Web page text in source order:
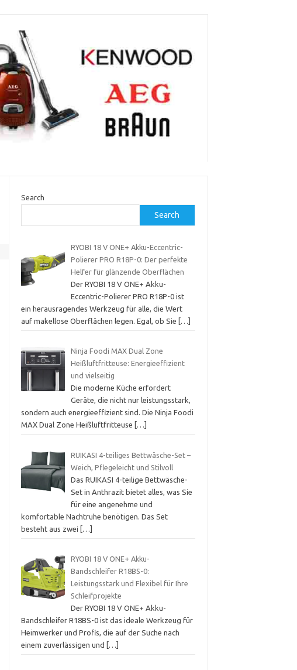
Search
Search
RYOBI 18 V ONE+ Akku-Eccentric-
Polierer PRO R18P-0: Der perfekte
Helfer für glänzende Oberflächen
Der RYOBI 18 V ONE+ Akku-
Eccentric-Polierer PRO R18P-0 ist
ein herausragendes Werkzeug für alle, die Wert
auf makellose Oberflächen legen. Egal, ob Sie
[…]
Ninja Foodi MAX Dual Zone
Heißluftfritteuse: Energieeffizient
und vielseitig
Die moderne Küche erfordert
Geräte, die nicht nur leistungsstark,
sondern auch energieeffizient sind. Die Ninja Foodi
MAX Dual Zone Heißluftfritteuse
[…]
RUIKASI 4-teiliges Bettwäsche-Set –
Weich, Pflegeleicht und Stilvoll
Das RUIKASI 4-teilige Bettwäsche-
Set in Anthrazit bietet alles, was Sie
für eine angenehme und
komfortable Nachtruhe benötigen. Das Set
besteht aus zwei
[…]
RYOBI 18 V ONE+ Akku-
Bandschleifer R18BS-0:
Leistungsstark und Flexibel für Ihre
Schleifprojekte
Der RYOBI 18 V ONE+ Akku-
Bandschleifer R18BS-0 ist das ideale Werkzeug für
Heimwerker und Profis, die auf der Suche nach
einem zuverlässigen und
[…]